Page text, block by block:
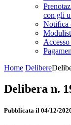
con gli
Notifica
Home Delibere
Delibera n.
Pubblicata il 04/12/